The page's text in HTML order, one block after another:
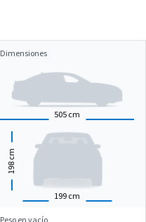
Dimensiones
505 cm
199 cm
198
cm
Peso en vacío